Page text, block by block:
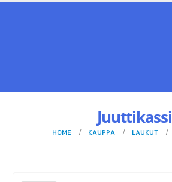
Juuttikassi
HOME KAUPPA LAUKUT